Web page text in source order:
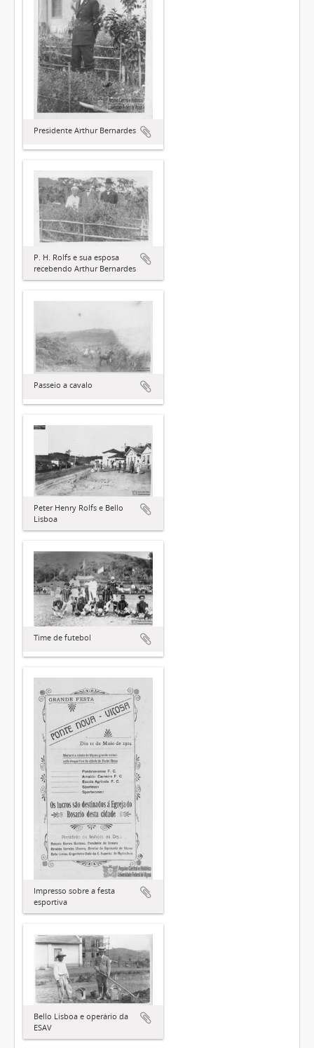
Presidente Arthur Bernardes
P. H. Rolfs e sua esposa
recebendo Arthur Bernardes
Passeio a cavalo
Peter Henry Rolfs e Bello
Lisboa
Time de futebol
Impresso sobre a festa
esportiva
Bello Lisboa e operário da
ESAV